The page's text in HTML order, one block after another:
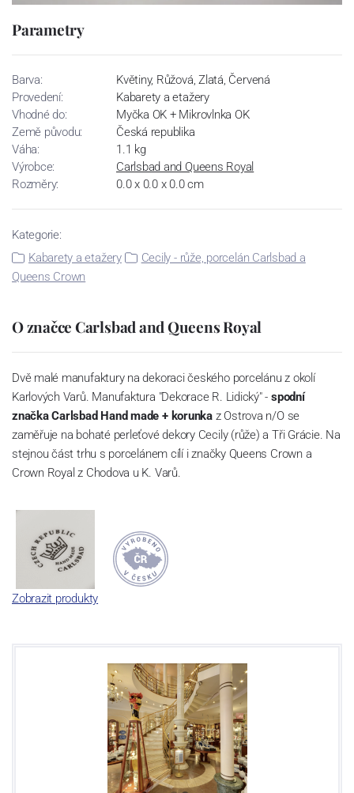
Parametry
Barva:
Květiny, Růžová, Zlatá, Červená
Provedení:
Kabarety a etažery
Vhodné do:
Myčka OK + Mikrovlnka OK
Země původu:
Česká republika
Váha:
1.1 kg
Výrobce:
Carlsbad and Queens Royal
Rozměry:
0.0 x 0.0 x 0.0 cm
Kategorie:
Kabarety a etažery
Cecily - růže, porcelán Carlsbad a
Queens Crown
O značce Carlsbad and Queens Royal
Dvě malé manufaktury na dekoraci českého porcelánu z okolí
Karlových Varů. Manufaktura "Dekorace R. Lidický" -spodní
značka Carlsbad Hand made + korunka z Ostrova n/O se
zaměřuje na bohaté perleťové dekory Cecily (růže) a Tři Grácie. Na
stejnou část trhu s porcelánem cílí i značky Queens Crown a
Crown Royal z Chodova u K. Varů.
Zobrazit produkty